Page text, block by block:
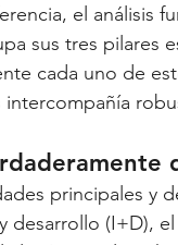
el análisis
sus tres pilares
cada uno de
principales y
desarrollo (I+D),